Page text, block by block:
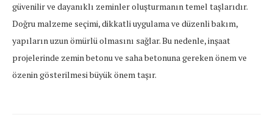
güvenilir ve dayanıklı zeminler oluşturmanın temel taşlarıdır.
Doğru malzeme seçimi, dikkatli uygulama ve düzenli bakım,
yapıların uzun ömürlü olmasını sağlar. Bu nedenle, inşaat
projelerinde zemin betonu ve saha betonuna gereken önem ve
özenin gösterilmesi büyük önem taşır.